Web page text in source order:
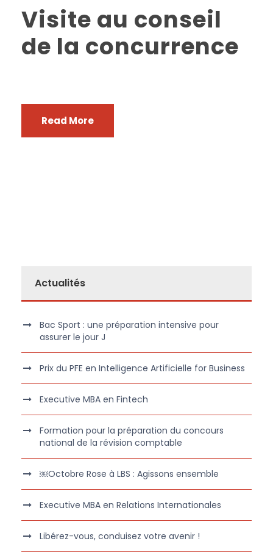
Visite au conseil
de la concurrence
Read More
Actualités
Bac Sport : une préparation intensive pour
assurer le jour J
Prix du PFE en Intelligence Artificielle for Business
Executive MBA en Fintech
Formation pour la préparation du concours
national de la révision comptable
￼Octobre Rose à LBS : Agissons ensemble
Executive MBA en Relations Internationales
Libérez-vous, conduisez votre avenir !